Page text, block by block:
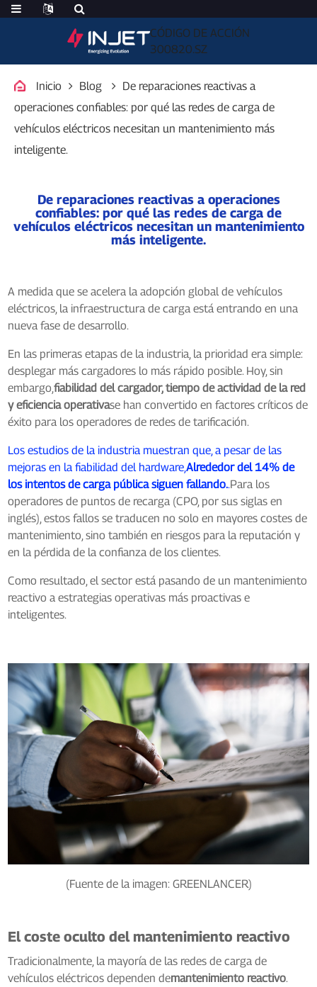
CÓDIGO DE ACCIÓN
300820.SZ
Inicio Blog
De reparaciones reactivas a
operaciones confiables: por qué las redes de carga de
vehículos eléctricos necesitan un mantenimiento más
inteligente.
De reparaciones reactivas a operaciones
confiables: por qué las redes de carga de
vehículos eléctricos necesitan un mantenimiento
más inteligente.
A medida que se acelera la adopción global de vehículos
eléctricos, la infraestructura de carga está entrando en una
nueva fase de desarrollo.
En las primeras etapas de la industria, la prioridad era simple:
desplegar más cargadores lo más rápido posible. Hoy, sin
embargo,fiabilidad del cargador, tiempo de actividad de la red
y eficiencia operativase han convertido en factores críticos de
éxito para los operadores de redes de tarificación.
Los estudios de la industria muestran que, a pesar de las
mejoras en la fiabilidad del hardware,Alrededor del 14% de
los intentos de carga pública siguen fallando..Para los
operadores de puntos de recarga (CPO, por sus siglas en
inglés), estos fallos se traducen no solo en mayores costes de
mantenimiento, sino también en riesgos para la reputación y
en la pérdida de la confianza de los clientes.
Como resultado, el sector está pasando de un mantenimiento
reactivo a estrategias operativas más proactivas e
inteligentes.
(Fuente de la imagen: GREENLANCER)
El coste oculto del mantenimiento reactivo
Tradicionalmente, la mayoría de las redes de carga de
vehículos eléctricos dependen demantenimiento reactivo.